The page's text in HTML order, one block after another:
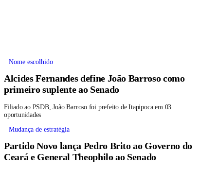
Nome escolhido
Alcides Fernandes define João Barroso como
primeiro suplente ao Senado
Filiado ao PSDB, João Barroso foi prefeito de Itapipoca em 03
oportunidades
Mudança de estratégia
Partido Novo lança Pedro Brito ao Governo do
Ceará e General Theophilo ao Senado